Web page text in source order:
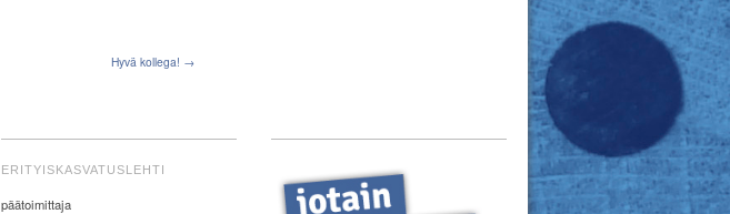
Hyvä kollega! →
ERITYISKASVATUSLEHTI
päätoimittaja